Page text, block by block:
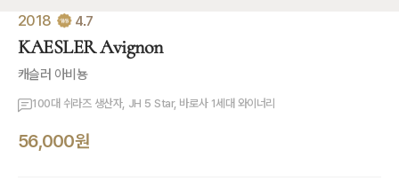
2018 4.7
KAESLER Avignon
캐슬러 아비뇽
100대 쉬라즈 생산자, JH 5 Star, 바로사 1세대 와이너리
56,000원